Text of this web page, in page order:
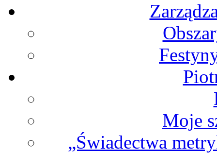
Moje
„Świadectwa